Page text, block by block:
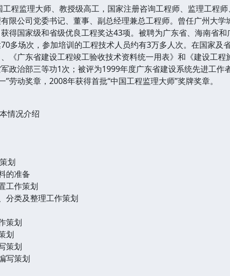
程监理大师、教授级高工，国家注册咨询工程师、监理工程
限公司党委书记、董事、副总经理兼总工程师。曾任广州大
得国家级和省级优良工程奖达43项。被聘为广东省、海南省
多场次，参加培训的工程技术人员约有3万多人次。在国家及
《广东省建设工程竣工验收技术资料统一用表》和《建设工
政治部三等功1次；被评为1999年度广东省建设系统先进工作
劳动奖章，2008年获得首批“中国工程监理大师”奖牌奖章。
情况介绍
划
的准备
工作策划
分类及整理工作策划
策划
划
策划
写策划